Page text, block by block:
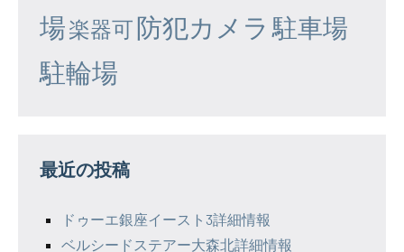
場楽器可防犯カメラ 駐車場
駐輪場
最近の投稿
ドゥーエ銀座イースト3詳細情報
ベルシードステアー大森北詳細情報